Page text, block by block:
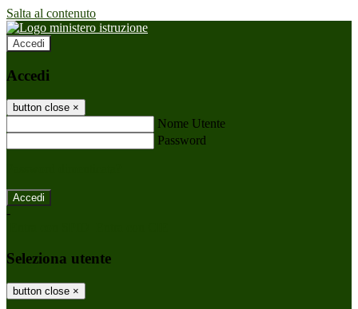
Salta al contenuto
Accedi
Accedi
button close ×
Nome Utente
Password
-
Seleziona utente
button close ×